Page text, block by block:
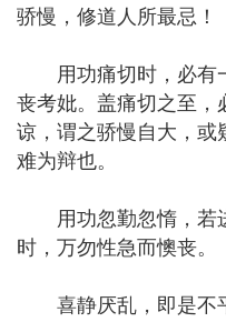
骄慢，修道人所最忌！
用功痛切时，必有
丧考妣。盖痛切之至，
谅，谓之骄慢自大，或
难为辩也。
用功忽勤忽惰，若
时，万勿性急而懊丧。
喜静厌乱，即是不